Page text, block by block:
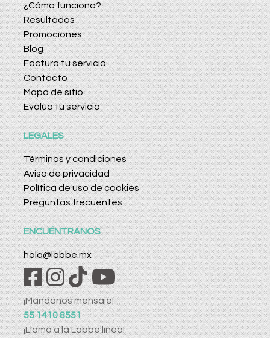
¿Cómo funciona?
Resultados
Promociones
Blog
Factura tu servicio
Contacto
Mapa de sitio
Evalúa tu servicio
LEGALES
Términos y condiciones
Aviso de privacidad
Política de uso de cookies
Preguntas frecuentes
ENCUÉNTRANOS
hola@labbe.mx
¡Mándanos mensaje!
55 1410 8551
¡Llama a la Labbe línea!